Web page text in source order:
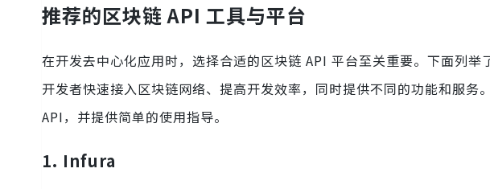
推荐的区块链 API 工具与平台
在开发去中心化应用时，选择合适的区块链 API 平台至关重要。下面列
开发者快速接入区块链网络、提高开发效率，同时提供不同的功能和服
API，并提供简单的使用指导。
1. Infura